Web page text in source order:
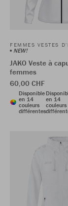
FEMMES VESTES
NEW!
JAKO Veste à
femmes
60,00 CHF
Disponible
en 14
couleurs
différentes
en 14
couleurs